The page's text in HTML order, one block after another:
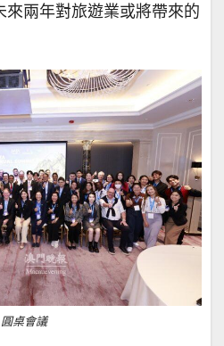
來兩年對旅遊業或將帶來的
圓桌會議